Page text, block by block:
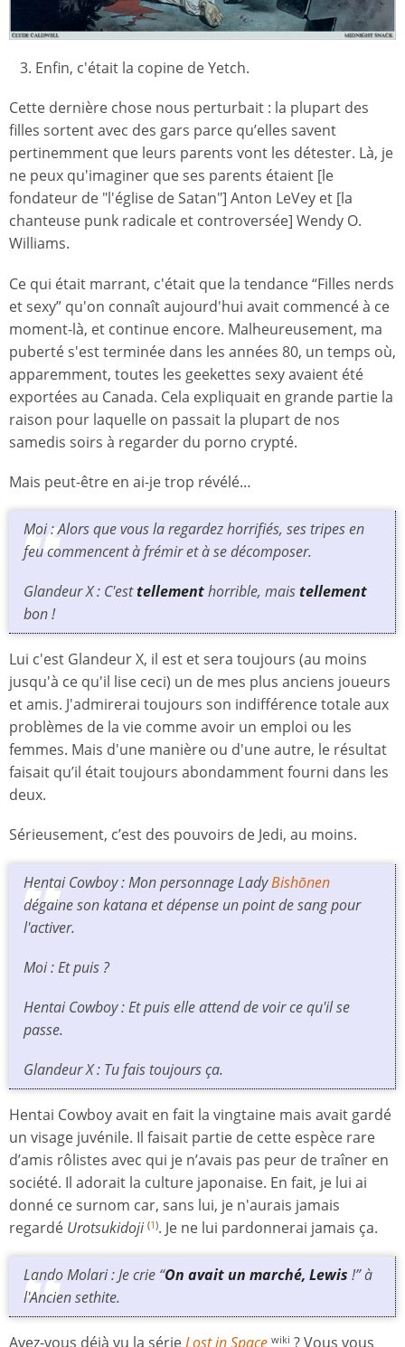
3. Enfin, c'était la copine de Yetch.
Cette dernière chose nous perturbait : la plupart des
filles sortent avec des gars parce qu’elles savent
pertinemment que leurs parents vont les détester. Là, je
ne peux qu'imaginer que ses parents étaient [le
fondateur de "l'église de Satan"] Anton LeVey et [la
chanteuse punk radicale et controversée] Wendy O.
Williams.
Ce qui était marrant, c'était que la tendance “Filles nerds
et sexy” qu'on connaît aujourd'hui avait commencé à ce
moment-là, et continue encore. Malheureusement, ma
puberté s'est terminée dans les années 80, un temps où,
apparemment, toutes les geekettes sexy avaient été
exportées au Canada. Cela expliquait en grande partie la
raison pour laquelle on passait la plupart de nos
samedis soirs à regarder du porno crypté.
Mais peut-être en ai-je trop révélé…
Moi : Alors que vous la regardez horrifiés, ses tripes en
feu commencent à frémir et à se décomposer.
Glandeur X : C'esttellementhorrible, maistellement
bon !
Lui c'est Glandeur X, il est et sera toujours (au moins
jusqu'à ce qu'il lise ceci) un de mes plus anciens joueurs
et amis. J'admirerai toujours son indifférence totale aux
problèmes de la vie comme avoir un emploi ou les
femmes. Mais d'une manière ou d'une autre, le résultat
faisait qu’il était toujours abondamment fourni dans les
deux.
Sérieusement, c’est des pouvoirs de Jedi, au moins.
Hentai Cowboy : Mon personnage LadyBishōnen
dégaine son katana et dépense un point de sang pour
l'activer.
Moi : Et puis ?
Hentai Cowboy : Et puis elle attend de voir ce qu'il se
passe.
Glandeur X : Tu fais toujours ça.
Hentai Cowboy avait en fait la vingtaine mais avait gardé
un visage juvénile. Il faisait partie de cette espèce rare
d’amis rôlistes avec qui je n’avais pas peur de traîner en
société. Il adorait la culture japonaise. En fait, je lui ai
donné ce surnom car, sans lui, je n'aurais jamais
regardé Urotsukidoji (1). Je ne lui pardonnerai jamais ça.
Lando Molari : Je crie “On avait un marché, Lewis !” à
l'Ancien sethite.
Avez-vous déjà vu la série Lost in Space wiki ? Vous vous